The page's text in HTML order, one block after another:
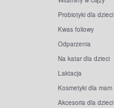
Probiotyki dla dzieci
Kwas foliowy
Odparzenia
Na katar dla dzieci
Laktacja
Kosmetyki dla mam
Akcesoria dla dzieci